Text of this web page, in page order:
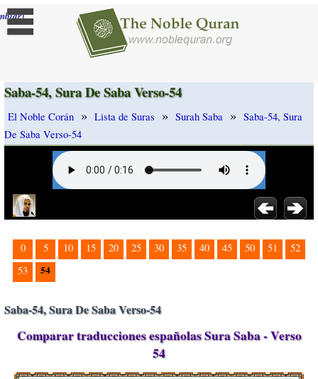
]
Saba-54, Sura De Saba Verso-54
El Noble Corán » Lista de Suras » Surah Saba » Saba-54, Sura
De Saba Verso-54
0 5 10 15 20 25 30 35 40 45 50 51
52
53
54
Saba-54, Sura De Saba Verso-54
Comparar traducciones españolas Sura Saba - Verso
54